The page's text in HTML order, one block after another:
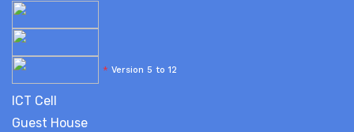
* Version 5 to 12
ICT Cell
Guest House